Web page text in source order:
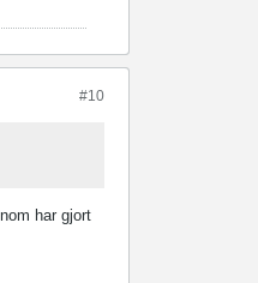
#10
har gjort